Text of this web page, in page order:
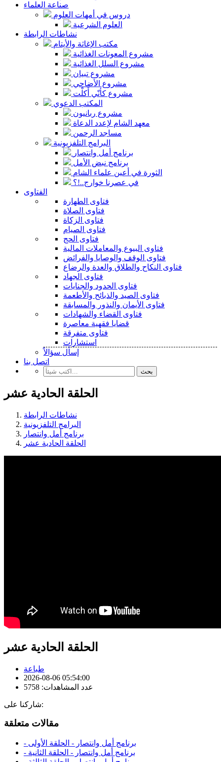
صناعة العلماء
دروس في أمهات العلوم
العلوم الشرعية
نشاطات الرابطة
مكتب الإغاثة والأيتام
مشروع المعونات الغذائية
مشروع السلل الغذائية
مشروع تبيان
مشروع الأضاحي
مشروع كأنّي أَكلْت
المكتب الدعوي
مشروع ربانيون
معهد الشام لإعدد الدعاة
مساجد الرحمن
البرامج التلفزيونية
برنامج أمل وانتصار
برنامج نبض الأمل
الثورة في أعين علماء الشام
في عصرنا خوارج..!؟
الفتاوى
فتاوى الطهارة
فتاوى الصلاة
فتاوى الزكاة
فتاوى الصيام
فتاوى الحج
فتاوى البيوع والمعاملات المالية
فتاوى الوقف والوصايا والفرائض
فتاوى النكاح والطلاق والعدة والرضاع
فتاوى الجهاد
فتاوى الحدود والجنايات
فتاوى الصيد والذبائح والأطعمة
فتاوى الأيمان والنذور والمسابقة
فتاوى القضاء والشهادات
قضايا فقهية معاصرة
فتاوى متفرقة
استشارات
إسأل سؤالاً
اتصل بنا
بحث
الحلقة الحادية عشر
نشاطات الرابطة
البرامج التلفزيونية
برنامج أمل وانتصار
الحلقة الحادية عشر
الحلقة الحادية عشر
طباعة
2026-08-06 05:54:00
عدد المشاهدات: 5758
شاركنا على:
مقالات متعلقة
- برنامج أمل وانتصار - الحلقة الأولى
- برنامج أمل وانتصار - الحلقة الثانية